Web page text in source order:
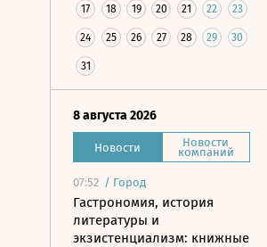
17 18 19 20 21 22 23
24 25 26 27 28 29 30
31
8 августа 2026
Новости Новости
компаний
07:52 / Город
Гастрономия, история
литературы и
экзистенциализм: книжные